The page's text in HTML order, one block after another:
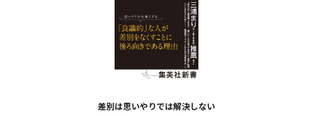
差別は思いやりでは解決しない